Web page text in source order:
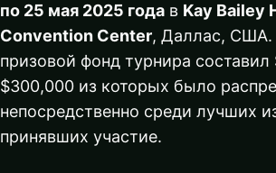
по 25 мая 2025 года в Kay Bailey
Convention Center, Даллас,
призовой фонд турнира составил
$300,000 из которых было
непосредственно среди лучших
принявших участие.